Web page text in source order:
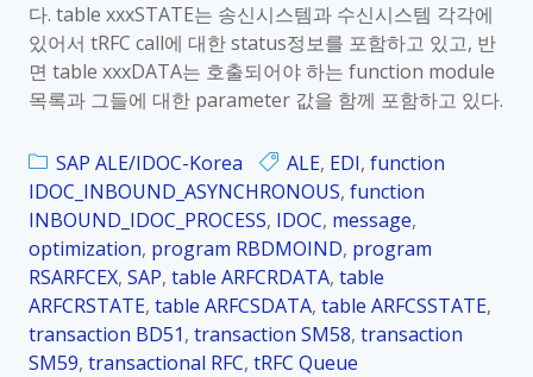
다. table xxxSTATE는 송신시스템과 수신시스템 각각에
있어서 tRFC call에 대한 status정보를 포함하고 있고, 반
면 table xxxDATA는 호출되어야 하는 function module
목록과 그들에 대한 parameter 값을 함께 포함하고 있다.
SAP ALE/IDOC-Korea ALE, EDI, function
IDOC_INBOUND_ASYNCHRONOUS, function
INBOUND_IDOC_PROCESS, IDOC, message,
optimization, program RBDMOIND, program
RSARFCEX, SAP, table ARFCRDATA, table
ARFCRSTATE, table ARFCSDATA, table ARFCSSTATE,
transaction BD51, transaction SM58, transaction
SM59, transactional RFC, tRFC Queue